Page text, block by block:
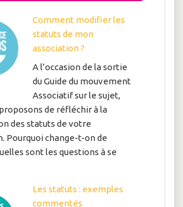
Comment modifier les
statuts de mon
association ?
A l’occasion de la sortie
du Guide du mouvement
Associatif sur le sujet,
de réfléchir à la
des statuts de votre
Pourquoi change-t-on de
sont les questions à se
Les statuts : exemples
commentés